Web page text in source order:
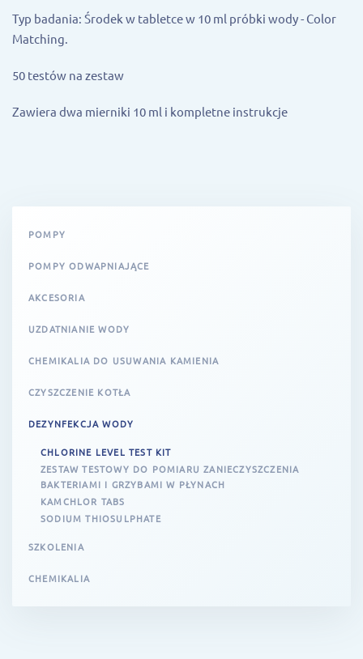
Typ badania: Środek w tabletce w 10 ml próbki wody - Color
Matching.
50 testów na zestaw
Zawiera dwa mierniki 10 ml i kompletne instrukcje
POMPY
POMPY ODWAPNIAJĄCE
AKCESORIA
UZDATNIANIE WODY
CHEMIKALIA DO USUWANIA KAMIENIA
CZYSZCZENIE KOTŁA
DEZYNFEKCJA WODY
CHLORINE LEVEL TEST KIT
ZESTAW TESTOWY DO POMIARU ZANIECZYSZCZENIA
BAKTERIAMI I GRZYBAMI W PŁYNACH
KAMCHLOR TABS
SODIUM THIOSULPHATE
SZKOLENIA
CHEMIKALIA